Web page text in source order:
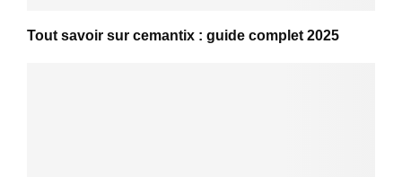
Tout savoir sur cemantix : guide complet 2025